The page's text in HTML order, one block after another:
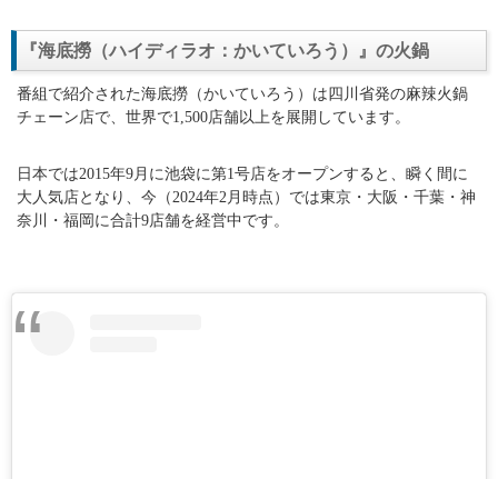
『海底撈（ハイディラオ：かいていろう）』の火鍋
番組で紹介された海底撈（かいていろう）は四川省発の麻辣火鍋
チェーン店で、世界で1,500店舗以上を展開しています。
日本では2015年9月に池袋に第1号店をオープンすると、瞬く間に
大人気店となり、今（2024年2月時点）では東京・大阪・千葉・神
奈川・福岡に合計9店舗を経営中です。